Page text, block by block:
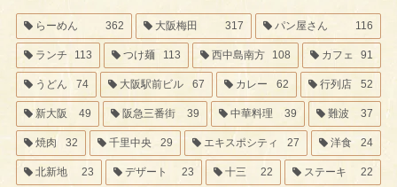
らーめん 362 大阪梅田 317 パン屋さん 116
ランチ 113 つけ麺 113 西中島南方 108 カフェ 91
うどん 74 大阪駅前ビル 67 カレー 62 行列店 52
新大阪 49 阪急三番街 39 中華料理 39 難波 37
焼肉 32 千里中央 29 エキスポシティ 27 洋食 24
北新地 23 デザート 23 十三 22 ステーキ 22